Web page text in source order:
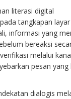
literasi digital
tangkapan layar
informasi yang
bereaksi
melalui
pesan yang
dialogis